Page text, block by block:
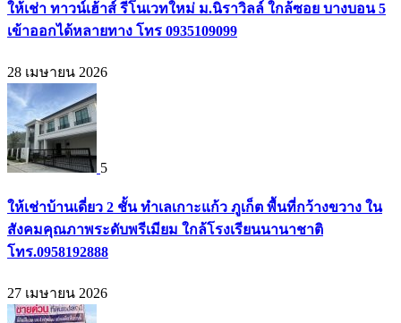
ให้เช่า ทาวน์เฮ้าส์ รีโนเวทใหม่ ม.นิราวิลล์ ใกล้ซอย บางบอน 5
เข้าออกได้หลายทาง โทร 0935109099
28 เมษายน 2026
5
ให้เช่าบ้านเดี่ยว 2 ชั้น ทำเลเกาะแก้ว ภูเก็ต พื้นที่กว้างขวาง ใน
สังคมคุณภาพระดับพรีเมียม ใกล้โรงเรียนนานาชาติ
โทร.0958192888
27 เมษายน 2026